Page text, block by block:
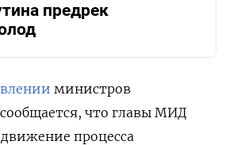
предрек
министров
что главы МИД
процесса